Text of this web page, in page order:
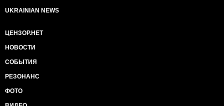
UKRAINIAN NEWS
ЦЕНЗОР.НЕТ
НОВОСТИ
СОБЫТИЯ
РЕЗОНАНС
ФОТО